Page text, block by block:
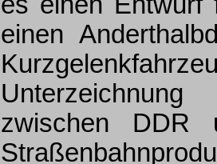
einen
Unterzeichnung
zwischen DDR